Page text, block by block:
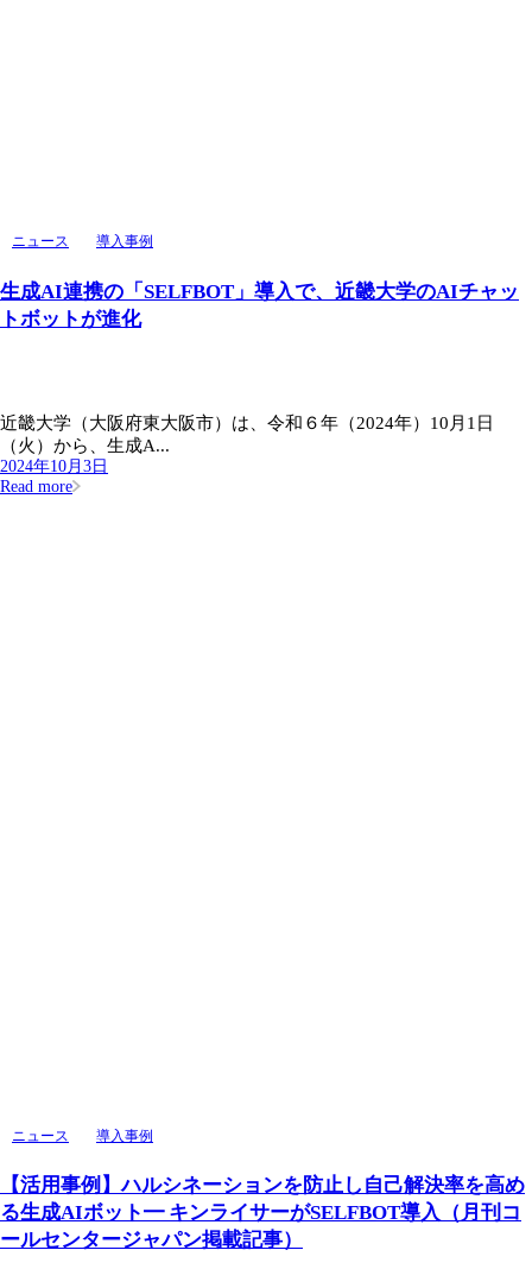
ニュース 導入事例
生成AI連携の「SELFBOT」導入で、近畿大学のAIチャッ
トボットが進化
近畿大学（大阪府東大阪市）は、令和６年（2024年）10月1日
（火）から、生成A...
2024年10月3日
Read more
ニュース 導入事例
【活用事例】ハルシネーションを防止し自己解決率を高め
る生成AIボット━ キンライサーがSELFBOT導入（月刊コ
ールセンタージャパン掲載記事）